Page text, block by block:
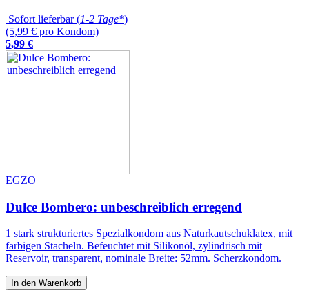
Sofort lieferbar (1-2 Tage*)
(5,99 € pro Kondom)
5,99 €
EGZO
Dulce Bombero: unbeschreiblich erregend
1 stark strukturiertes Spezialkondom aus Naturkautschuklatex, mit
farbigen Stacheln. Befeuchtet mit Silikonöl, zylindrisch mit
Reservoir, transparent, nominale Breite: 52mm. Scherzkondom.
In den Warenkorb